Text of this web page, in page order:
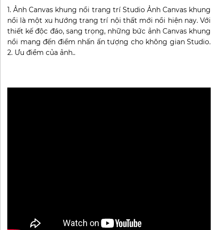
1. Ảnh Canvas khung nổi trang trí Studio Ảnh Canvas khung
nổi là một xu hướng trang trí nội thất mới nổi hiện nay. Với
thiết kế độc đáo, sang trọng, những bức ảnh Canvas khung
nổi mang đến điểm nhấn ấn tượng cho không gian Studio.
2. Ưu điểm của ảnh..